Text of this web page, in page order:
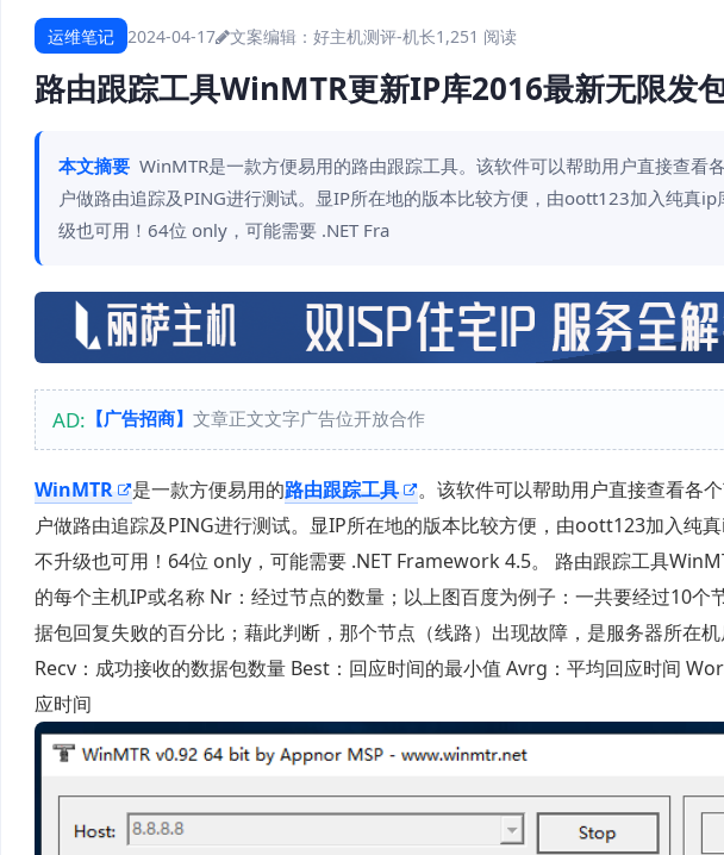
运维笔记 2024-04-17 文案编辑：好主机测评-机长1,251 阅读
路由跟踪工具WinMTR更新IP库2016最新无限发
本文摘要 WinMTR是一款方便易用的路由跟踪工具。该软件可以帮助用户直接查
户做路由追踪及PING进行测试。显IP所在地的版本比较方便，由oott123加入纯真
级也可用！64位 only，可能需要 .NET Fra
AD: 【广告招商】 文章正文文字广告位开放合作
WinMTR 是一款方便易用的路由跟踪工具
。该软件可以帮助用户直接查看各
户做路由追踪及PING进行测试。显IP所在地的版本比较方便，由oott123加入纯
不升级也可用！64位 only，可能需要 .NET Framework 4.5。 路由跟踪工具
的每个主机IP或名称 Nr：经过节点的数量；以上图百度为例子：一共要经过10
据包回复失败的百分比；藉此判断，那个节点（线路）出现故障，是服务器所在
Recv：成功接收的数据包数量 Best：回应时间的最小值 Avrg：平均回应时间
应时间